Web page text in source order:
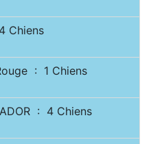
Chiens
: 1 Chiens
: 4 Chiens